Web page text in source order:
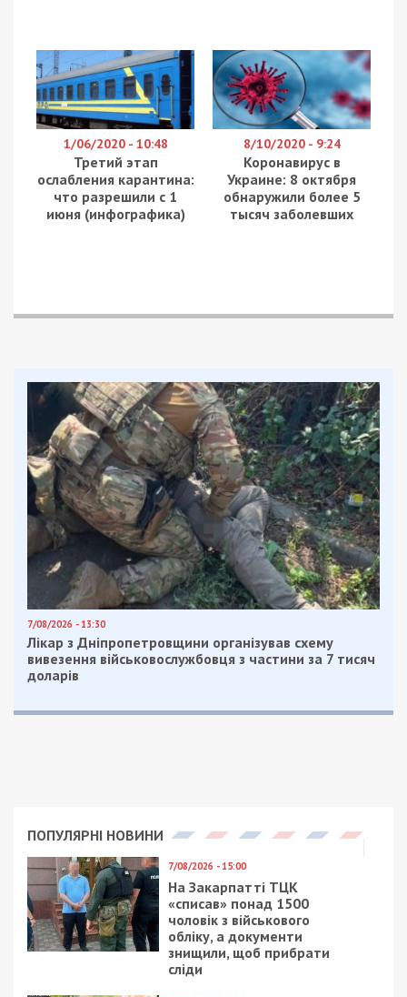
1/06/2020 - 10:48
Третий этап
ослабления карантина:
что разрешили с 1
июня (инфографика)
8/10/2020 - 9:24
Коронавирус в
Украине: 8 октября
обнаружили более 5
тысяч заболевших
7/08/2026 - 13:30
Лікар з Дніпропетровщини організував схему
вивезення військовослужбовця з частини за 7 тисяч
доларів
ПОПУЛЯРНІ НОВИНИ
7/08/2026 - 15:00
На Закарпатті ТЦК
«списав» понад 1500
чоловік з військового
обліку, а документи
знищили, щоб прибрати
сліди